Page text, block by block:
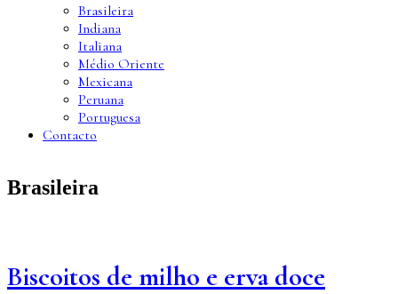
Brasileira
Indiana
Italiana
Médio Oriente
Mexicana
Peruana
Portuguesa
Contacto
Brasileira
Biscoitos de milho e erva doce